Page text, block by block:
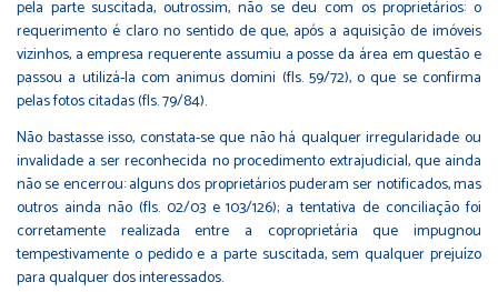
pela parte suscitada, outrossim, não se deu com os proprietários: o
requerimento é claro no sentido de que, após a aquisição de imóveis
vizinhos, a empresa requerente assumiu a posse da área em questão e
passou a utilizá-la com animus domini (fls. 59/72), o que se confirma
pelas fotos citadas (fls. 79/84).
Não bastasse isso, constata-se que não há qualquer irregularidade ou
invalidade a ser reconhecida no procedimento extrajudicial, que ainda
não se encerrou: alguns dos proprietários puderam ser notificados, mas
outros ainda não (fls. 02/03 e 103/126); a tentativa de conciliação foi
corretamente realizada entre a coproprietária que impugnou
tempestivamente o pedido e a parte suscitada, sem qualquer prejuízo
para qualquer dos interessados.